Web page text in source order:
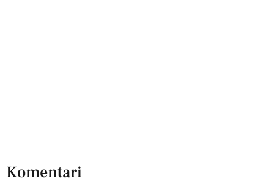
Komentari